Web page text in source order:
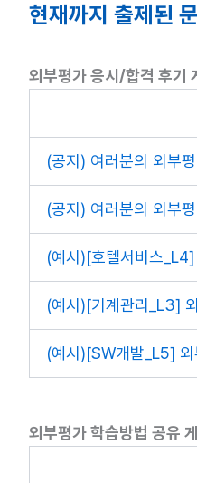
현재까지 출제된
외부평가 응시/합격 후기
(공지) 여러분의 외부
(공지) 여러분의 외부
(예시)[호텔서비스_L4]
(예시)[기계관리_L3]
(예시)[SW개발_L5] 외
외부평가 학습방법 공유